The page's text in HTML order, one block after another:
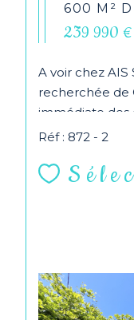
600 M²
239 990 €
A voir chez
recherchée de
immédiate des
transports, cette
Réf : 872 - 2